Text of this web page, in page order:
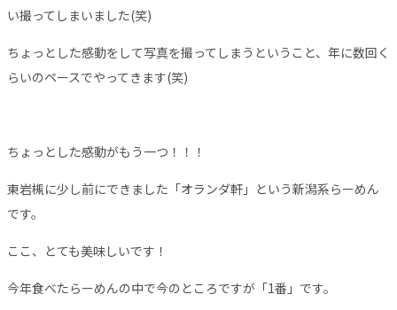
い撮ってしまいました(笑)
ちょっとした感動をして写真を撮ってしまうということ、年に数回く
らいのペースでやってきます(笑)
ちょっとした感動がもう一つ！！！
東岩槻に少し前にできました「オランダ軒」という新潟系らーめん
です。
ここ、とても美味しいです！
今年食べたらーめんの中で今のところですが「1番」です。